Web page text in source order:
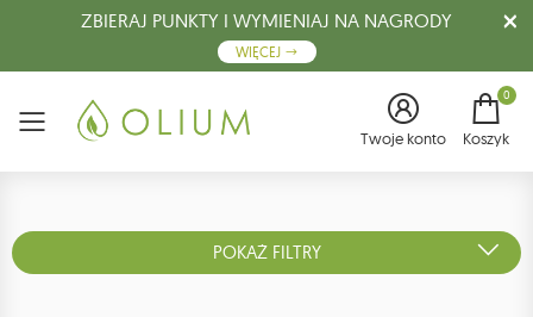
ZBIERAJ PUNKTY I WYMIENIAJ NA NAGRODY
WIĘCEJ
Menu Twoje konto
0
Koszyk
POKAŻ FILTRY